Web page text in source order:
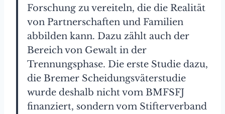
Forschung zu vereiteln, die die Realität
von Partnerschaften und Familien
abbilden kann. Dazu zählt auch der
Bereich von Gewalt in der
Trennungsphase. Die erste Studie dazu,
die Bremer Scheidungsväterstudie
wurde deshalb nicht vom BMFSFJ
finanziert, sondern vom Stifterverband